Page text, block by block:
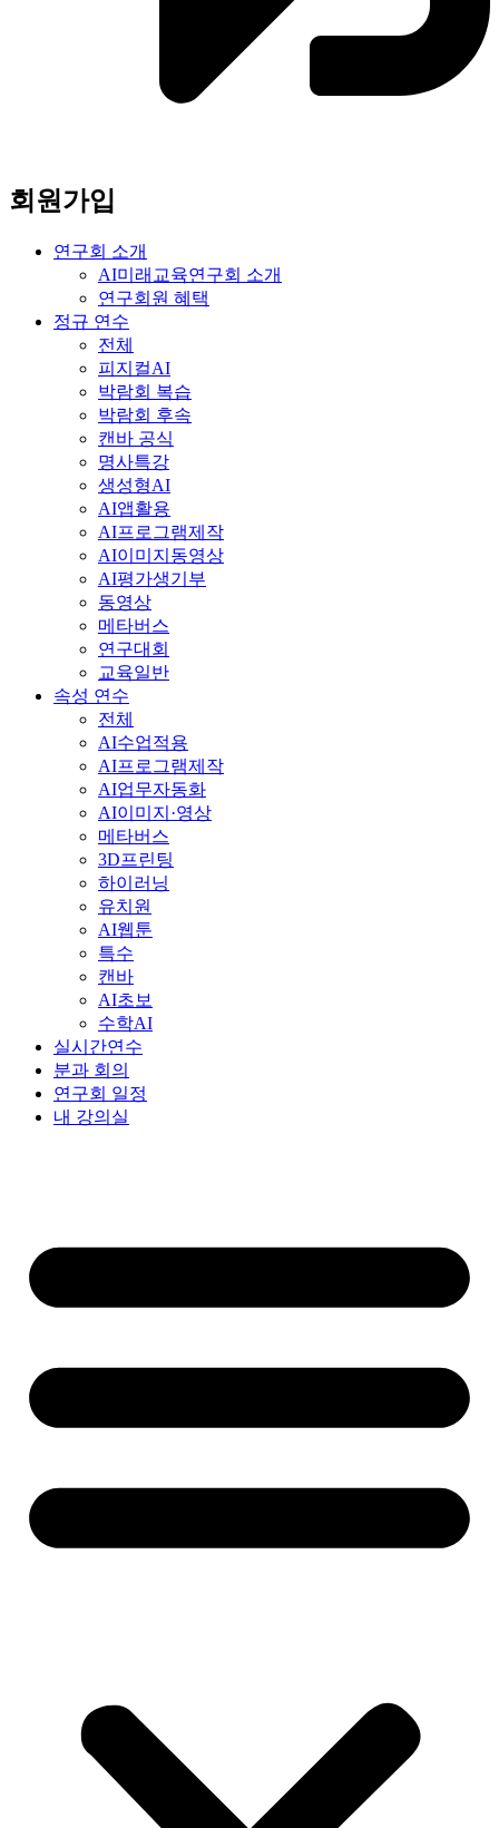
회원가입
연구회 소개
AI미래교육연구회 소개
연구회원 혜택
정규 연수
전체
피지컬AI
박람회 복습
박람회 후속
캔바 공식
명사특강
생성형AI
AI앱활용
AI프로그램제작
AI이미지동영상
AI평가생기부
동영상
메타버스
연구대회
교육일반
속성 연수
전체
AI수업적용
AI프로그램제작
AI업무자동화
AI이미지·영상
메타버스
3D프린팅
하이러닝
유치원
AI웹툰
특수
캔바
AI초보
수학AI
실시간연수
분과 회의
연구회 일정
내 강의실